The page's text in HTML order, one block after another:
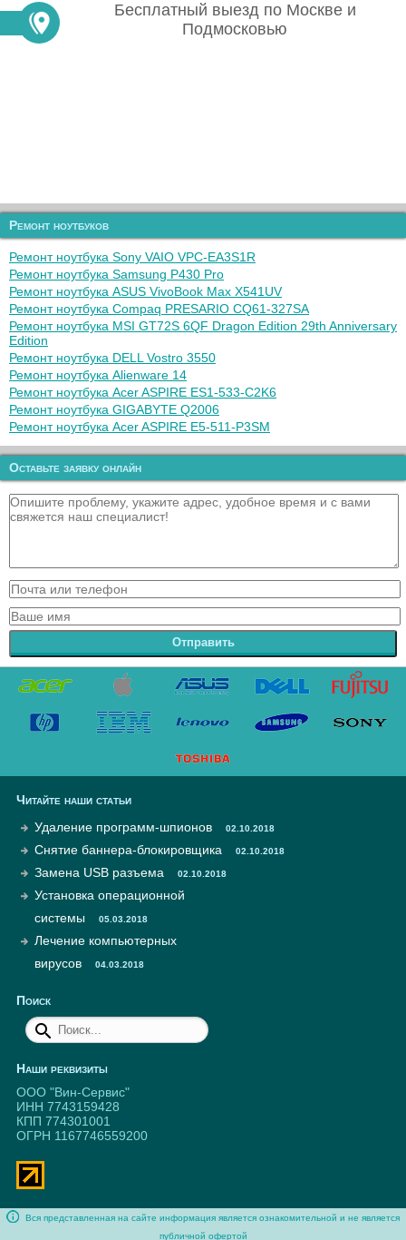
Бесплатный выезд по Москве и
Подмосковью
Ремонт ноутбуков
Ремонт ноутбука Sony VAIO VPC-EA3S1R
Ремонт ноутбука Samsung P430 Pro
Ремонт ноутбука ASUS VivoBook Max X541UV
Ремонт ноутбука Compaq PRESARIO CQ61-327SA
Ремонт ноутбука MSI GT72S 6QF Dragon Edition 29th Anniversary
Edition
Ремонт ноутбука DELL Vostro 3550
Ремонт ноутбука Alienware 14
Ремонт ноутбука Acer ASPIRE ES1-533-C2K6
Ремонт ноутбука GIGABYTE Q2006
Ремонт ноутбука Acer ASPIRE E5-511-P3SM
Оставьте заявку онлайн
Отправить
Читайте наши статьи
Удаление программ-шпионов
02.10.2018
Снятие баннера-блокировщика 02.10.2018
Замена USB разъема 02.10.2018
Установка операционной
системы
05.03.2018
Лечение компьютерных
вирусов
04.03.2018
Поиск
Наши реквизиты
ООО "Вин-Сервис"
ИНН 7743159428
КПП 774301001
ОГРН 1167746559200
Вся представленная на сайте информация является ознакомительной и не является
публичной офертой